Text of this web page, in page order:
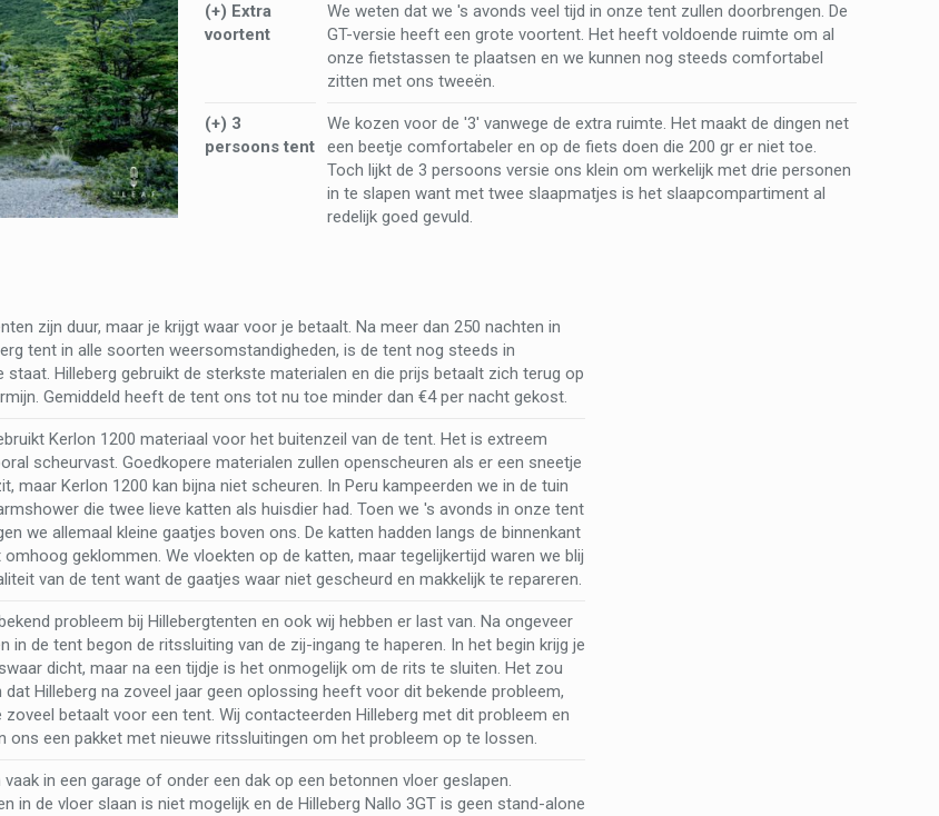
(+) Extra
voortent
We weten dat we 's avonds veel tijd in onze tent zullen doorbrengen. De
GT-versie heeft een grote voortent. Het heeft voldoende ruimte om al
onze fietstassen te plaatsen en we kunnen nog steeds comfortabel
zitten met ons tweeën.
(+) 3
persoons tent
We kozen voor de '3' vanwege de extra ruimte. Het maakt de dingen net
een beetje comfortabeler en op de fiets doen die 200 gr er niet toe.
Toch lijkt de 3 persoons versie ons klein om werkelijk met drie personen
in te slapen want met twee slaapmatjes is het slaapcompartiment al
redelijk goed gevuld.
zijn duur, maar je krijgt waar voor je betaalt. Na meer dan 250 nachten in
tent in alle soorten weersomstandigheden, is de tent nog steeds in
staat. Hilleberg gebruikt de sterkste materialen en die prijs betaalt zich terug op
Gemiddeld heeft de tent ons tot nu toe minder dan €4 per nacht gekost.
Kerlon 1200 materiaal voor het buitenzeil van de tent. Het is extreem
scheurvast. Goedkopere materialen zullen openscheuren als er een sneetje
maar Kerlon 1200 kan bijna niet scheuren. In Peru kampeerden we in de tuin
die twee lieve katten als huisdier had. Toen we 's avonds in onze tent
we allemaal kleine gaatjes boven ons. De katten hadden langs de binnenkant
omhoog geklommen. We vloekten op de katten, maar tegelijkertijd waren we blij
van de tent want de gaatjes waar niet gescheurd en makkelijk te repareren.
probleem bij Hillebergtenten en ook wij hebben er last van. Na ongeveer
in de tent begon de ritssluiting van de zij-ingang te haperen. In het begin krijg je
dicht, maar na een tijdje is het onmogelijk om de rits te sluiten. Het zou
dat Hilleberg na zoveel jaar geen oplossing heeft voor dit bekende probleem,
zoveel betaalt voor een tent. Wij contacteerden Hilleberg met dit probleem en
ons een pakket met nieuwe ritssluitingen om het probleem op te lossen.
vaak in een garage of onder een dak op een betonnen vloer geslapen.
in de vloer slaan is niet mogelijk en de Hilleberg Nallo 3GT is geen stand-alone